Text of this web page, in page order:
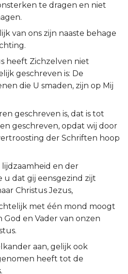
te dragen en niet
van ons zijn naaste behage
heeft Zichzelven niet
geschreven is: De
die U smaden, zijn op Mij
geschreven is, dat is tot
geschreven, opdat wij door
der Schriften hoop
en der
u dat gij eensgezind zijt
Christus Jezus,
met één mond moogt
en Vader van onzen
aan, gelijk ook
heeft tot de